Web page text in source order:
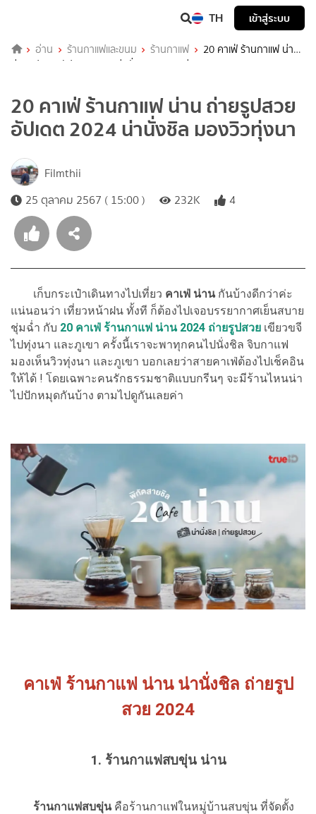
TH เข้าสู่ระบบ
อ่าน ร้านกาแฟและขนม ร้านกาแฟ
20 คาเฟ่ ร้านกาแฟ น่าน
ถ่ายรูปสวย อัปเดต 2024 น่านั่งชิล มองวิวทุ่งนา
20 คาเฟ่ ร้านกาแฟ น่าน ถ่ายรูปสวย
อัปเดต 2024 น่านั่งชิล มองวิวทุ่งนา
Filmthii
25 ตุลาคม 2567 ( 15:00 )
232K 4
เก็บกระเป๋าเดินทางไปเที่ยว คาเฟ่ น่านกันบ้างดีกว่าค่ะ
แน่นอนว่า เที่ยวหน้าฝน ทั้งที ก็ต้องไปเจอบรรยากาศเย็นสบาย
ชุ่มฉ่ำ กับ 20 คาเฟ่ ร้านกาแฟ น่าน 2024 ถ่ายรูปสวย เขียวขจี
ไปทุ่งนา และภูเขา ครั้งนี้เราจะพาทุกคนไปนั่งชิล จิบกาแฟ
มองเห็นวิวทุ่งนา และภูเขา บอกเลยว่าสายคาเฟ่ต้องไปเช็คอิน
ให้ได้ ! โดยเฉพาะคนรักธรรมชาติแบบกรีนๆ จะมีร้านไหนน่า
ไปปักหมุดกันบ้าง ตามไปดูกันเลยค่า
คาเฟ่ ร้านกาแฟ น่าน น่านั่งชิล ถ่ายรูป
สวย 2024
1. ร้านกาแฟสบขุ่น น่าน
ร้านกาแฟสบขุ่น คือร้านกาแฟในหมู่บ้านสบขุ่น ที่จัดตั้ง